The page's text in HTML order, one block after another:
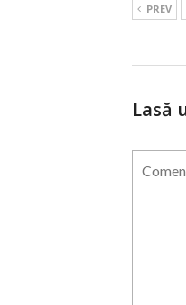
PREV
Lasă